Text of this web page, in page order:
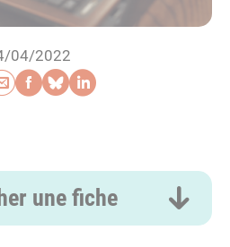
04/2022
par e-mail
Partager sur
Partager sur
Partager sur
une fiche